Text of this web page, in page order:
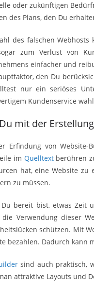
oder zukünftigen
des Plans, den Du
des falschen
zum Verlust von
einfacher und
den Du
nur ein seriöses
Kundenservice
mit der
Erfindung von Website-
im Quelltextberühren
hat, eine Website
zu müssen.
Du bereit bist, etwas Zeit
Verwendung dieser
schützen. Mit
bezahlen. Dadurch kann
sind auch praktisch,
attraktive Layouts und